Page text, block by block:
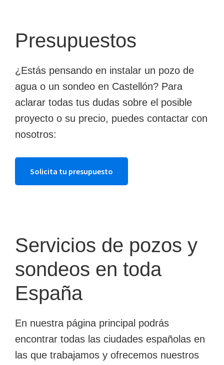
Presupuestos
¿Estás pensando en instalar un pozo de
agua o un sondeo en Castellón? Para
aclarar todas tus dudas sobre el posible
proyecto o su precio, puedes contactar con
nosotros:
Solicita tu presupuesto
Servicios de pozos y
sondeos en toda
España
En nuestra página principal podrás
encontrar todas las ciudades españolas en
las que trabajamos y ofrecemos nuestros